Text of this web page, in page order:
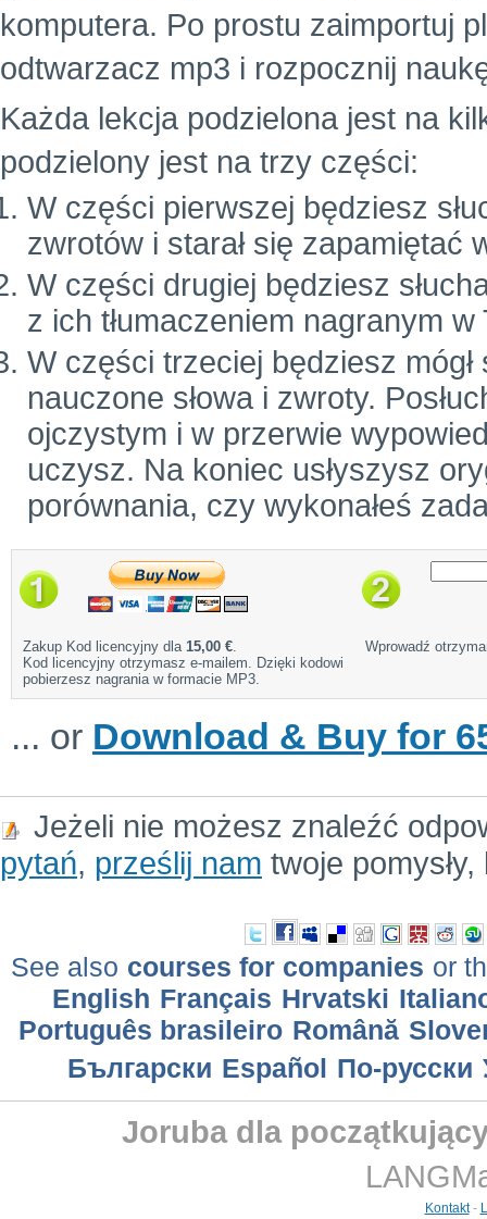
komputera. Po prostu zaimportuj
odtwarzacz mp3 i rozpocznij
Każda lekcja podzielona jest na
podzielony jest na trzy części:
W części pierwszej będziesz
zwrotów i starał się zapamiętać
W części drugiej będziesz
z ich tłumaczeniem nagranym
W części trzeciej będziesz
nauczone słowa i zwroty.
ojczystym i w przerwie
uczysz. Na koniec usłyszysz
porównania, czy wykonałeś
Zakup Kod licencyjny dla 15,00 €.
Kod licencyjny otrzymasz e-mailem. Dzięki kodowi
pobierzesz nagrania w formacie MP3.
Wprowadź
... or Download & Buy for
Jeżeli nie możesz znaleźć
pytań, prześlij nam twoje
See also courses for companies or
English Français Hrvatski
Português brasileiro Română
Български Еspañol По-русски
Joruba dla
Kontakt-